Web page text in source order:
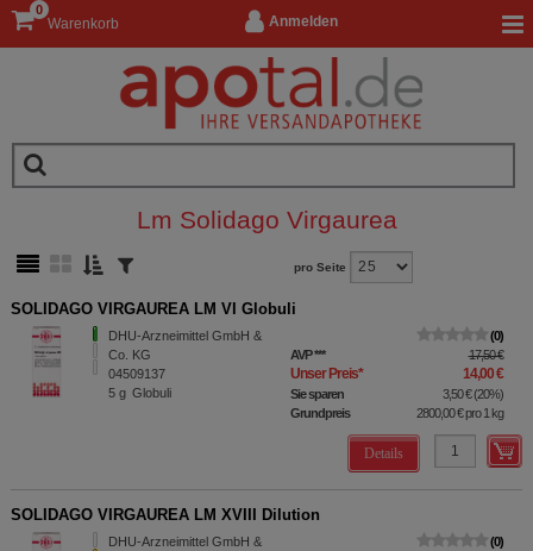
Anmelden
Warenkorb
0
Lm Solidago Virgaurea
pro Seite
SOLIDAGO VIRGAUREA LM VI Globuli
DHU-Arzneimittel GmbH &
Co. KG
04509137
5 g Globuli
0
AVP*** 17,50 €
Unser Preis* 14,00 €
Sie sparen 3,50 €(20%)
Grundpreis
2800,00 €pro 1 kg
Details
SOLIDAGO VIRGAUREA LM XVIII Dilution
DHU-Arzneimittel GmbH &
0